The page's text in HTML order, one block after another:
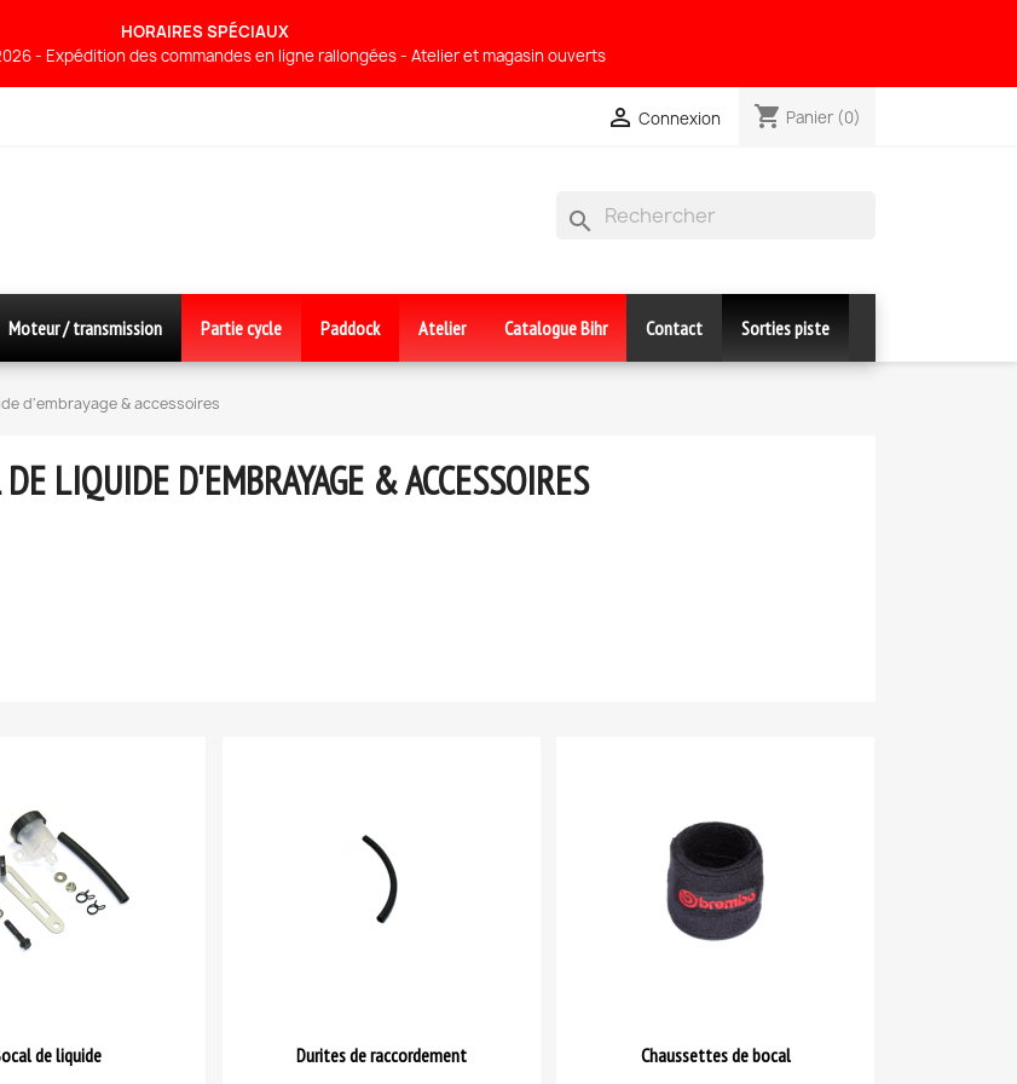
HORAIRES SPÉCIAUX
- Expédition des commandes en ligne rallongées - Atelier et magasin ouverts
 Connexion shopping_cart Panier (0)
search
Moteur / transmission Partie cycle Paddock Atelier Catalogue Bihr Contact Sorties piste
d'embrayage & accessoires
DE LIQUIDE D'EMBRAYAGE & ACCESSOIRES
de liquide Durites de raccordement Chaussettes de bocal